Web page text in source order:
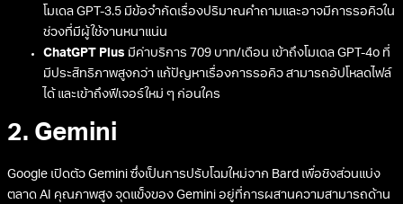
โมเดล GPT-3.5 มีข้อจำกัดเรื่องปริมาณคำถามและอาจมีการรอคิวใน
ช่วงที่มีผู้ใช้งานหนาแน่น
ChatGPT Plus มีค่าบริการ 709 บาท/เดือน เข้าถึงโมเดล GPT-4o ที่
มีประสิทธิภาพสูงกว่า แก้ปัญหาเรื่องการรอคิว สามารถอัปโหลดไฟล์
ได้ และเข้าถึงฟีเจอร์ใหม่ ๆ ก่อนใคร
2. Gemini
Google เปิดตัว Gemini ซึ่งเป็นการปรับโฉมใหม่จาก Bard เพื่อชิงส่วนแบ่ง
ตลาด AI คุณภาพสูง จุดแข็งของ Gemini อยู่ที่การผสานความสามารถด้าน